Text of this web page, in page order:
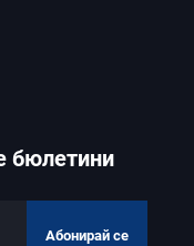
бюлетини
Абонирай се